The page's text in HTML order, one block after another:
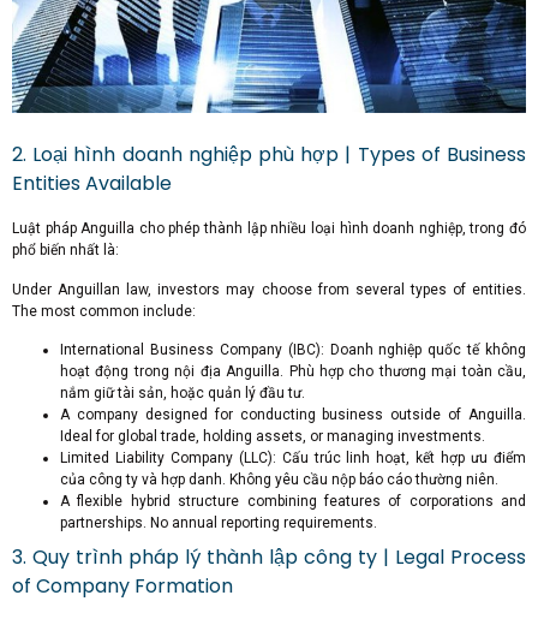
2. Loại hình doanh nghiệp phù hợp | Types of Business
Entities Available
Luật pháp Anguilla cho phép thành lập nhiều loại hình doanh nghiệp, trong đó
phổ biến nhất là:
Under Anguillan law, investors may choose from several types of entities.
The most common include:
International Business Company (IBC): Doanh nghiệp quốc tế không
hoạt động trong nội địa Anguilla. Phù hợp cho thương mại toàn cầu,
nắm giữ tài sản, hoặc quản lý đầu tư.
A company designed for conducting business outside of Anguilla.
Ideal for global trade, holding assets, or managing investments.
Limited Liability Company (LLC): Cấu trúc linh hoạt, kết hợp ưu điểm
của công ty và hợp danh. Không yêu cầu nộp báo cáo thường niên.
A flexible hybrid structure combining features of corporations and
partnerships. No annual reporting requirements.
3. Quy trình pháp lý thành lập công ty | Legal Process
of Company Formation